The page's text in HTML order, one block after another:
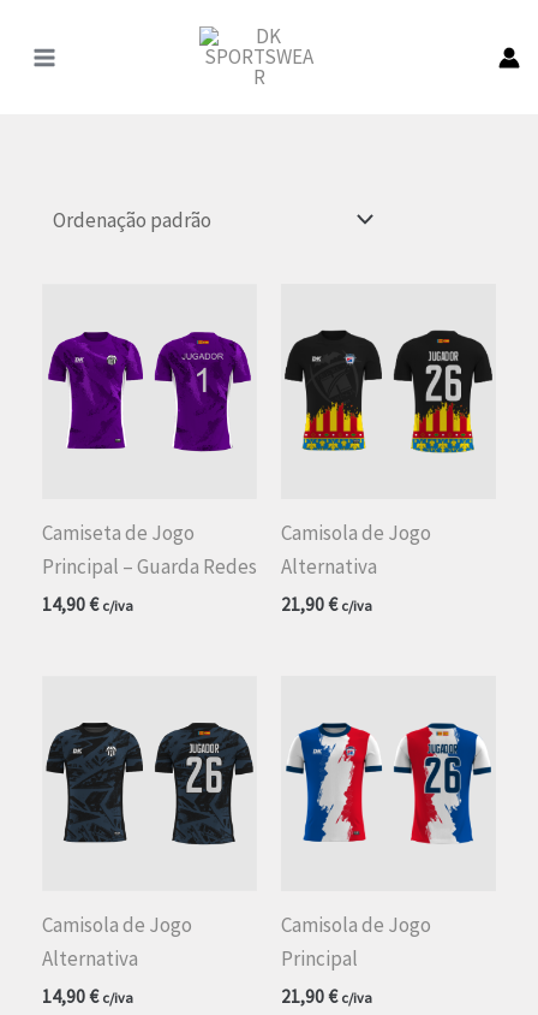
para
Camiseta de Jogo
Principal – Guarda Redes
14,90€ c/iva
Camisola de Jogo
Alternativa
21,90€ c/iva
Camisola de Jogo
Alternativa
14,90€ c/iva
Camisola de Jogo
Principal
21,90€ c/iva